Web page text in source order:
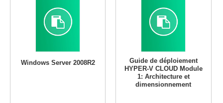
Windows Server 2008R2
Guide de déploiement
HYPER-V CLOUD Module
1: Architecture et
dimensionnement